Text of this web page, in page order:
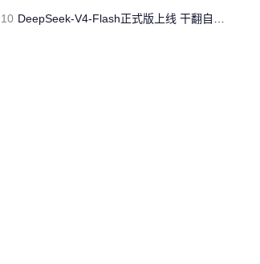
10 DeepSeek-V4-Flash正式版上线 干翻自家先发的Pro版